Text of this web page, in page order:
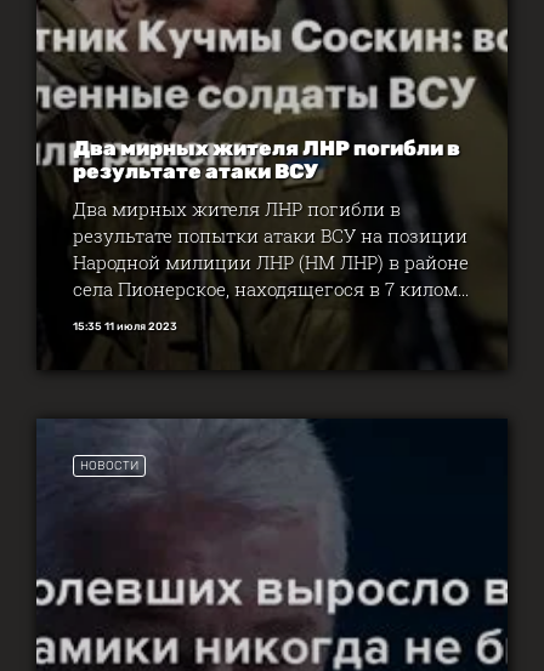
Два мирных жителя ЛНР погибли в
результате атаки ВСУ
Два мирных жителя ЛНР погибли в
результате попытки атаки ВСУ на позиции
Народной милиции ЛНР (НМ ЛНР) в районе
села Пионерское, находящегося в 7 килом...
15:35 11 июля 2023
НОВОСТИ